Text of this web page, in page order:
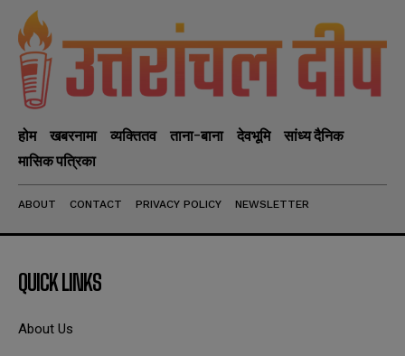
होम खबरनामा व्यक्तितव ताना-बाना देवभूमि
सांध्य दैनिक
मासिक पत्रिका
ABOUT CONTACT PRIVACY POLICY NEWSLETTER
QUICK LINKS
About Us